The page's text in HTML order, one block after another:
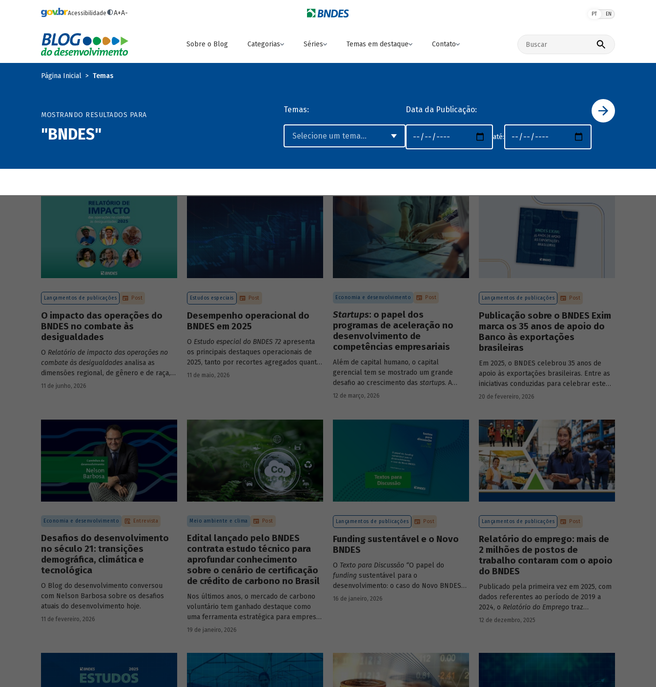
Acessibilidade A+A- PT EN
Sobre o Blog Categorias Séries Temas em destaque Contato
Buscar no site
Página Inicial Temas
MOSTRANDO RESULTADOS PARA
"BNDES"
Temas: Data da Publicação:
até:
Lançamentos de publicações Post
O impacto das operações do
BNDES no combate às
desigualdades
O Relatório de impacto das operações no
combate às desigualdades analisa as
dimensões regional, de gênero e de raça,
que contribuem para a elevada
11 de junho, 2026
Estudos especiais Post
Desempenho operacional do
BNDES em 2025
O Estudo especial do BNDES 72 apresenta
os principais destaques operacionais de
2025, tanto por recortes agregados quanto
em relação a atuações mais específicas do
11 de maio, 2026
Economia e desenvolvimento Post
Startups: o papel dos
programas de aceleração no
desenvolvimento de
competências empresariais
Além de capital humano, o capital
gerencial tem se mostrado um grande
desafio ao crescimento das startups. A
avaliação do BNDES Garagem demonstra
12 de março, 2026
Lançamentos de publicações Post
Publicação sobre o BNDES Exim
marca os 35 anos de apoio do
Banco às exportações
brasileiras
Em 2025, o BNDES celebrou 35 anos de
apoio às exportações brasileiras. Entre as
iniciativas conduzidas para celebrar este
marco, relevante tanto para a instituição
lançamento da publicação “BNDES Exim: 35
anos de apoio às exportações brasileiras”.
20 de fevereiro, 2026
Economia e desenvolvimento Entrevista
Desafios do desenvolvimento
no século 21: transições
demográfica, climática e
tecnológica
O Blog do desenvolvimento conversou
com Nelson Barbosa sobre os desafios
atuais do desenvolvimento hoje.
11 de fevereiro, 2026
Meio ambiente e clima Post
Edital lançado pelo BNDES
contrata estudo técnico para
aprofundar conhecimento
sobre o cenário de certificação
de crédito de carbono no Brasil
Nos últimos anos, o mercado de carbono
voluntário tem ganhado destaque como
uma ferramenta estratégica para empresas
que buscam reduzir sua pegada de
19 de janeiro, 2026
Lançamentos de publicações Post
Funding sustentável e o Novo
BNDES
O Texto para Discussão “O papel do
funding sustentável para o
desenvolvimento: o caso do Novo BNDES”
de autoria de João Emboava Vaz, analisa a
16 de janeiro, 2026
Lançamentos de publicações Post
Relatório do emprego: mais de
2 milhões de postos de
trabalho contaram com o apoio
do BNDES
Publicado pela primeira vez em 2025, com
dados referentes ao período de 2019 a
2024, o Relatório do Emprego traz
resultados relativos às contribuições da
12 de dezembro, 2025